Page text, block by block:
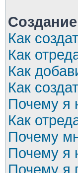
Как
Как
Как
Как
Почему я
Как
Почему
Почему я
Почему я